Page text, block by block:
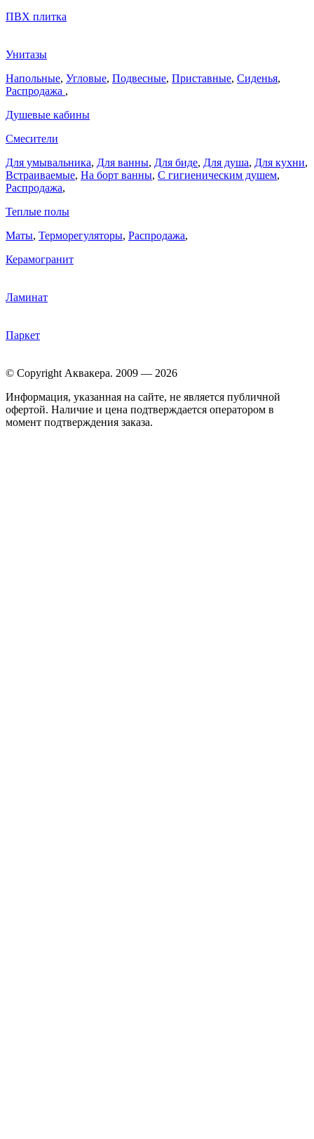
ПВХ плитка
Унитазы
Напольные, Угловые, Подвесные, Приставные, Сиденья,
Распродажа ,
Душевые кабины
Смесители
Для умывальника, Для ванны, Для биде, Для душа, Для кухни,
Встраиваемые, На борт ванны, C гигиеническим душем,
Распродажа,
Теплые полы
Маты, Терморегуляторы, Распродажа,
Керамогранит
Ламинат
Паркет
© Copyright Аквакера. 2009 — 2026
Информация, указанная на сайте, не является публичной
офертой. Наличие и цена подтверждается оператором в
момент подтверждения заказа.